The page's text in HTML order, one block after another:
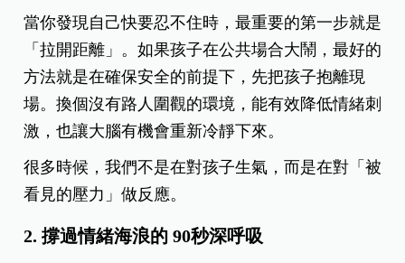
當你發現自己快要忍不住時，最重要的第一步就是
「拉開距離」。如果孩子在公共場合大鬧，最好的
方法就是在確保安全的前提下，先把孩子抱離現
場。換個沒有路人圍觀的環境，能有效降低情緒刺
激，也讓大腦有機會重新冷靜下來。
很多時候，我們不是在對孩子生氣，而是在對「被
看見的壓力」做反應。
2. 撐過情緒海浪的 90秒深呼吸